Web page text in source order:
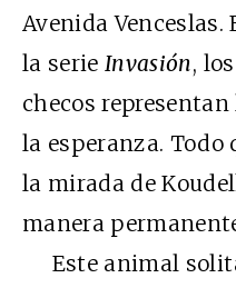
Avenida
la serieInvasión,
checos
la esperanza. Todo
la mirada de
manera
Este animal